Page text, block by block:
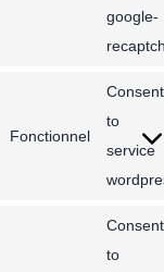
google-
Fonctionnel
Consent
to
service
Consent
to